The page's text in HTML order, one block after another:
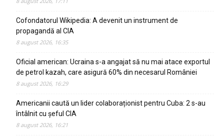
Cofondatorul Wikipedia: A devenit un instrument de
propagandă al CIA
8 august 2026, 16:35
Oficial american: Ucraina s-a angajat să nu mai atace exportul
de petrol kazah, care asigură 60% din necesarul României
8 august 2026, 16:29
Americanii caută un lider colaboraționist pentru Cuba: 2 s-au
întâlnit cu șeful CIA
8 august 2026, 16:21